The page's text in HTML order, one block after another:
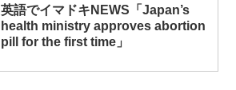
英語でイマドキNEWS「Japan’s
health ministry approves abortion
pill for the first time」